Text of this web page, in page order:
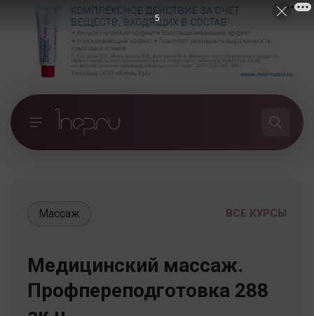
ВСЕ КУРСЫ
Массаж
Медицинский массаж.
Профпереподготовка 288
4